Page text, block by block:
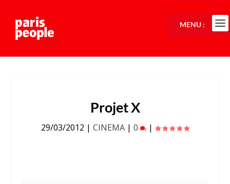
Projet X
29/03/2012 | CINEMA | 0 |
MENU :